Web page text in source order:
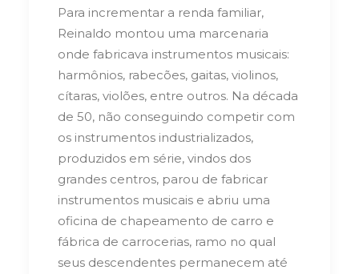
Para incrementar a renda familiar,
Reinaldo montou uma marcenaria
onde fabricava instrumentos musicais:
harmônios, rabecões, gaitas, violinos,
cítaras, violões, entre outros. Na década
de 50, não conseguindo competir com
os instrumentos industrializados,
produzidos em série, vindos dos
grandes centros, parou de fabricar
instrumentos musicais e abriu uma
oficina de chapeamento de carro e
fábrica de carrocerias, ramo no qual
seus descendentes permanecem até